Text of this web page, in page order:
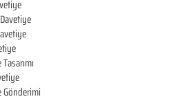
Gönderimi